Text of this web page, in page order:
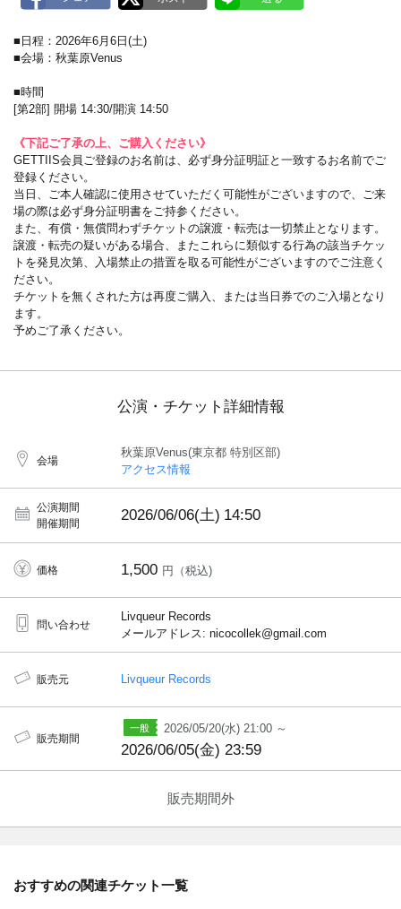
■日程：2026年6月6日(土)
■会場：秋葉原Venus
■時間
[第2部] 開場 14:30/開演 14:50
《下記ご了承の上、ご購入ください》
GETTIIS会員ご登録のお名前は、必ず身分証明証と一致するお名前でご
登録ください。
当日、ご本人確認に使用させていただく可能性がございますので、ご来
場の際は必ず身分証明書をご持参ください。
また、有償・無償問わずチケットの譲渡・転売は一切禁止となります。
譲渡・転売の疑いがある場合、またこれらに類似する行為の該当チケッ
トを発見次第、入場禁止の措置を取る可能性がございますのでご注意く
ださい。
チケットを無くされた方は再度ご購入、または当日券でのご入場となり
ます。
予めご了承ください。
公演・チケット詳細情報
会場
秋葉原Venus(東京都 特別区部)
アクセス情報
公演期間
開催期間
2026/06/06(土) 14:50
価格 1,500 円（税込)
問い合わせ
Livqueur Records
メールアドレス: nicocollek@gmail.com
販売元 Livqueur Records
販売期間
2026/05/20(水) 21:00 ～
2026/06/05(金) 23:59
販売期間外
おすすめの関連チケット一覧